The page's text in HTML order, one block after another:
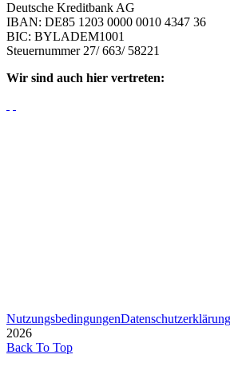
Deutsche Kreditbank AG
IBAN: DE85 1203 0000 0010 4347 36
BIC: BYLADEM1001
Steuernummer 27/ 663/ 58221
Wir sind auch hier vertreten:
NutzungsbedingungenDatenschutzerklärung
2026
Back To Top